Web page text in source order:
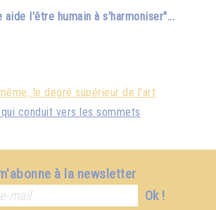
aide l'être humain à s'harmoniser"...
le degré supérieur de l'art
conduit vers les sommets
à la newsletter
Ok !